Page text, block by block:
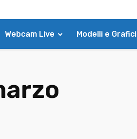
Webcam Live Modelli e Grafici